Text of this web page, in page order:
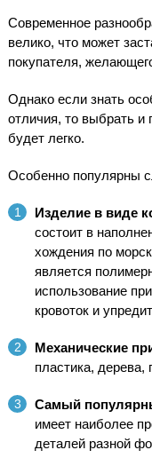
Современное
велико, что может
покупателя,
Однако если знать
отличия, то выбрать
будет легко.
Особенно популярны
Изделие в виде
состоит в
хождения по
является
использование
кровоток и
Механические
пластика,
Самый
имеет наиболее
деталей разной